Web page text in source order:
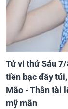
Tử vi thứ Sáu
tiền bạc đầy
Mão - Thân tài
mỹ mãn